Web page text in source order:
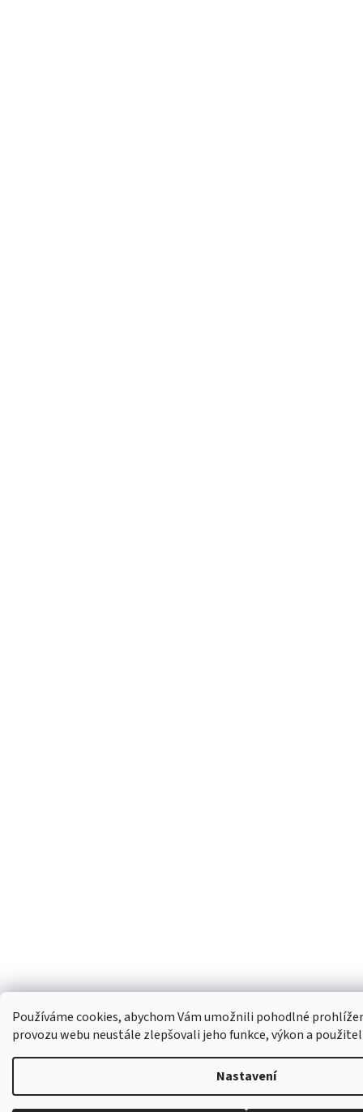
Používáme cookies, abychom Vám umožnili pohodlné
provozu webu neustále zlepšovali jeho funkce, výkon a
Nastavení